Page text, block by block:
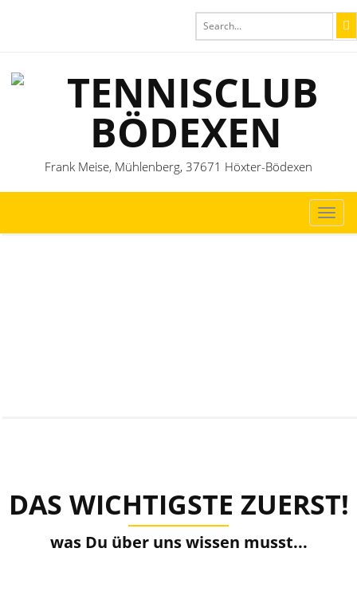
Frank Meise, Mühlenberg, 37671 Höxter-Bödexen
DAS WICHTIGSTE ZUERST!
was Du über uns wissen musst...